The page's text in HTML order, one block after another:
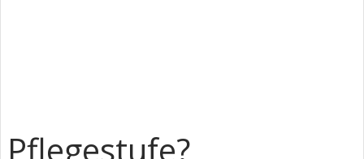
Pflegestufe?